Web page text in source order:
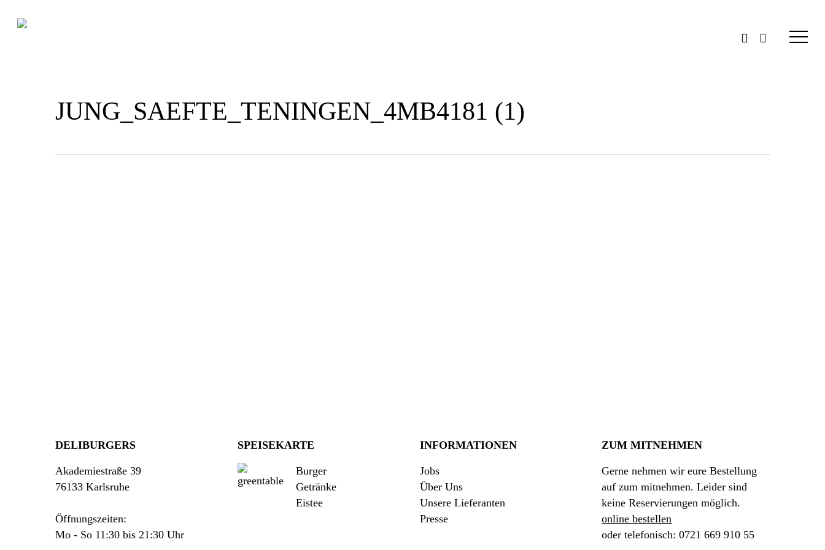
Menu
FACEBOOK
INSTAGRAM
JUNG_SAEFTE_TENINGEN_4MB4181 (1)
DELIBURGERS
Akademiestraße 39
76133 Karlsruhe
Öffnungszeiten:
Mo - So 11:30 bis 21:30 Uhr
SPEISEKARTE
Burger
Getränke
Eistee
INFORMATIONEN
Jobs
Über Uns
Unsere Lieferanten
Presse
ZUM MITNEHMEN
Gerne nehmen wir eure Bestellung
auf zum mitnehmen. Leider sind
keine Reservierungen möglich.
online bestellen
oder telefonisch: 0721 669 910 55